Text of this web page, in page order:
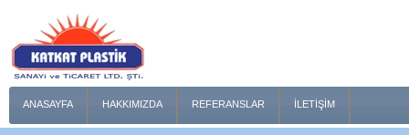
ANASAYFA HAKKIMIZDA REFERANSLAR İLETIŞIM